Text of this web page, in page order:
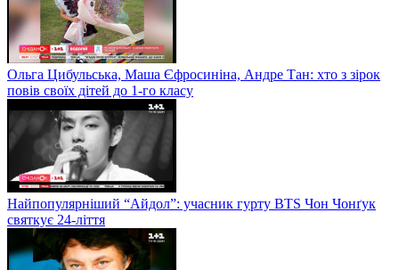
Ольга Цибульська, Маша Єфросиніна, Андре Тан: хто з зірок
повів своїх дітей до 1-го класу
Найпопулярніший “Айдол”: учасник гурту BTS Чон Чонґук
святкує 24-ліття